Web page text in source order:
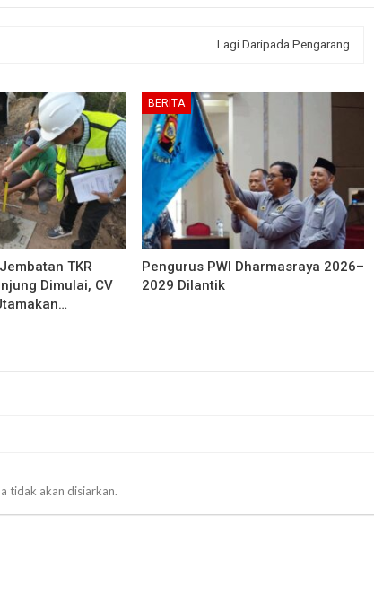
Lagi Daripada Pengarang
TKR
Dimulai, CV
BERITA
Pengurus PWI Dharmasraya 2026–
2029 Dilantik
tidak akan disiarkan.